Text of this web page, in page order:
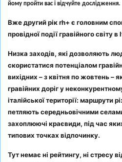
йому пройти вас і відчуйте дослідження.
Вже другий рік rh+ є головним
провідної події гравійного світу в
Низка заходів, які дозволяють
скористатися потенціалом
вихідних – з квітня по жовтень –
гравійних доріг у
італійської території: маршрути
петляють середньовічними
захоплюючі краєвиди, під час
типових точках відпочинку.
Тут немає ні рейтингу, ні стресу